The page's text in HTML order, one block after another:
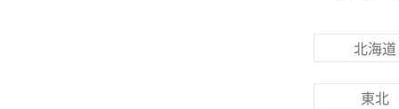
北海道
東北